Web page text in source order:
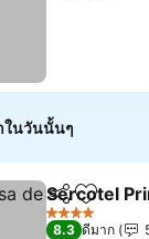
ในวันนั้นๆ
แชร์ เพิ่มใน
Sercotel
4 ดาว
8.3 ดีมาก